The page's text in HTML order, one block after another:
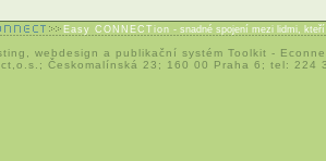
Easy CONNECTion - snadné spojení mezi lidmi,
webdesign a publikační systém Toolkit -
Českomalínská 23; 160 00 Praha 6; tel: 224